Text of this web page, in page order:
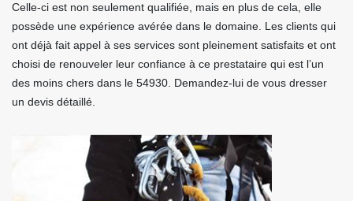
Celle-ci est non seulement qualifiée, mais en plus de cela, elle
possède une expérience avérée dans le domaine. Les clients qui
ont déjà fait appel à ses services sont pleinement satisfaits et ont
choisi de renouveler leur confiance à ce prestataire qui est l’un
des moins chers dans le 54930. Demandez-lui de vous dresser
un devis détaillé.